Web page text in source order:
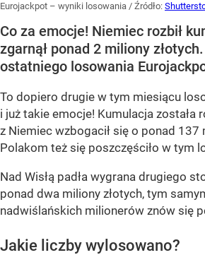
Eurojackpot – wyniki losowania / Źródło:
Co za emocje! Niemiec rozbił
zgarnął ponad 2 miliony
ostatniego losowania
To dopiero drugie w tym miesiącu
i już takie emocje! Kumulacja została
z Niemiec wzbogacił się o ponad 137
Polakom też się poszczęściło w tym
Nad Wisłą padła wygrana drugiego
ponad dwa miliony złotych, tym
nadwiślańskich milionerów znów się
Jakie liczby wylosowano?